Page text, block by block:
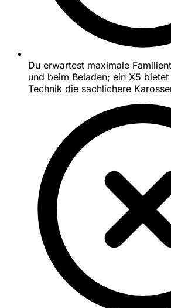
Du erwartest maximale
und beim Beladen; ein X5
Technik die sachlichere